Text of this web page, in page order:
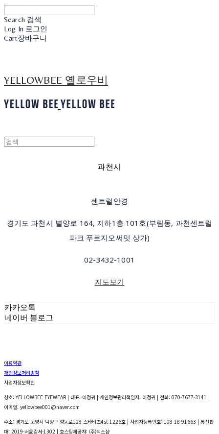
Search 검색
Log In 로그인
Cart장바구니
YELLOWBEE 옐로우비
과천시
센트럴안경
경기도 과천시 별양로 164, 지하1층 101호(부림동, 과천센트럴
파크 푸르지오써밋 상가)
02-3432-1001
지도보기
카카오톡
네이버 블로그
이용약관
개인정보처리방침
사업자정보확인
상호: YELLOWBEE EYEWEAR | 대표: 이정귀 | 개인정보관리책임자: 이정귀 | 전화: 070-7677-3141 |
이메일: yellowbee001@naver.com
주소: 경기도 고양시 덕양구 향동로128 스타비즈4st 1226호 | 사업자등록번호: 108-18-91663 | 통신판
매: 2019-서울강서-1302 | 호스팅제공자: (주)식스샵